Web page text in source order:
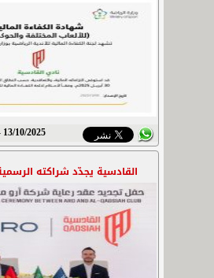
13/10/2025 - 12:35 ص
القادسية يجدّد شراكته